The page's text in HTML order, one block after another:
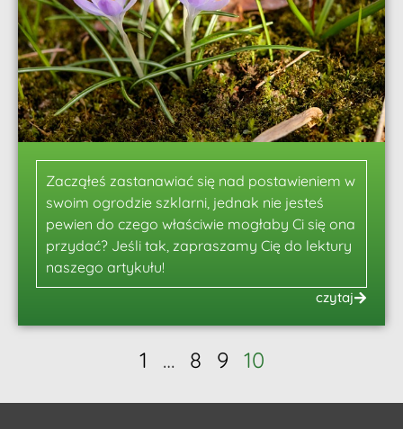
Zacząłeś zastanawiać się nad postawieniem w
swoim ogrodzie szklarni, jednak nie jesteś
pewien do czego właściwie mogłaby Ci się ona
przydać? Jeśli tak, zapraszamy Cię do lektury
naszego artykułu!
czytaj
1 … 8 9 10